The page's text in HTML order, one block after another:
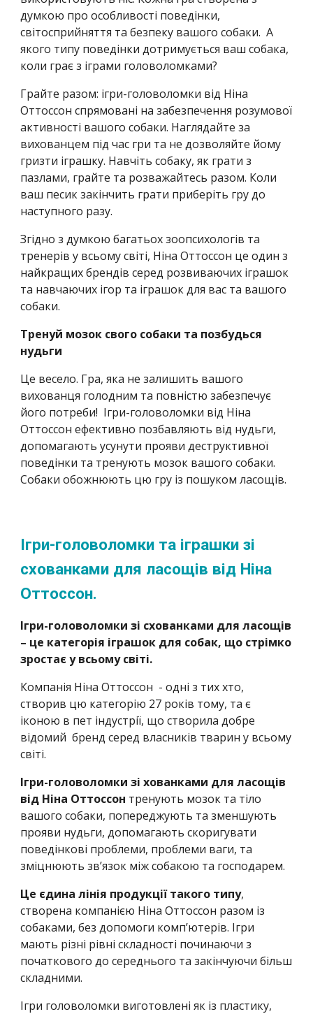
думкою про особливості поведінки,
світосприйняття та безпеку вашого собаки. А
якого типу поведінки дотримується ваш собака,
коли грає з іграми головоломками?
Грайте разом: ігри-головоломки від Ніна
Оттоссон спрямовані на забезпечення розумової
активності вашого собаки. Наглядайте за
вихованцем під час гри та не дозволяйте йому
гризти іграшку. Навчіть собаку, як грати з
пазлами, грайте та розважайтесь разом. Коли
ваш песик закінчить грати приберіть гру до
наступного разу.
Згідно з думкою багатьох зоопсихологів та
тренерів у всьому світі, Ніна Оттоссон це один з
найкращих брендів серед розвиваючих іграшок
та навчаючих ігор та іграшок для вас та вашого
собаки.
Тренуй мозок свого собаки та позбудься
нудьги
Це весело. Гра, яка не залишить вашого
вихованця голодним та повністю забезпечує
його потреби! Ігри-головоломки від Ніна
Оттоссон ефективно позбавляють від нудьги,
допомагають усунути прояви деструктивної
поведінки та тренують мозок вашого собаки.
Собаки обожнюють цю гру із пошуком ласощів.
Ігри-головоломки та іграшки зі
схованками для ласощів від Ніна
Оттоссон.
Ігри-головоломки зі схованками для ласощів
– це категорія іграшок для собак, що стрімко
зростає у всьому світі.
Компанія Ніна Оттоссон - одні з тих хто,
створив цю категорію 27 років тому, та є
іконою в пет індустрії, що створила добре
відомий бренд серед власників тварин у всьому
світі.
Ігри-головоломки зі хованками для ласощів
від Ніна Оттоссон тренують мозок та тіло
вашого собаки, попереджують та зменшують
прояви нудьги, допомагають скоригувати
поведінкові проблеми, проблеми ваги, та
зміцнюють зв’язок між собакою та господарем.
Це єдина лінія продукції такого типу,
створена компанією Ніна Оттоссон разом із
собаками, без допомоги комп’ютерів. Ігри
мають різні рівні складності починаючи з
початкового до середнього та закінчуючи більш
складними.
Ігри головоломки виготовлені як із пластику,